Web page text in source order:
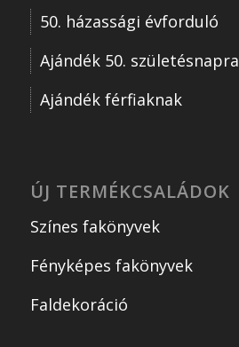
50. házassági évforduló
Ajándék 50. születésnapra
Ajándék férfiaknak
ÚJ TERMÉKCSALÁDOK
Színes fakönyvek
Fényképes fakönyvek
Faldekoráció